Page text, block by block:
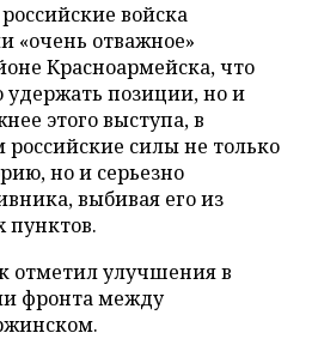
войска
«очень отважное»
Красноармейска, что
удержать позиции, но и
этого выступа, в
российские силы не только
но и серьезно
выбивая его из
пунктов.
отметил улучшения в
фронта между